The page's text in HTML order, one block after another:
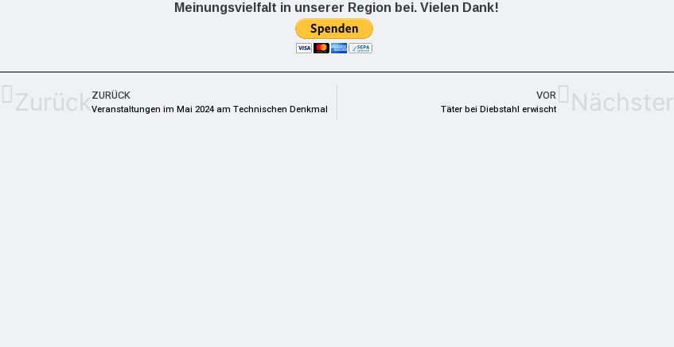
Meinungsvielfalt in unserer Region bei. Vielen Dank!
ZurückZURÜCK
Veranstaltungen im Mai 2024 am Technischen Denkmal
VOR
Täter bei Diebstahl erwischt Nächster